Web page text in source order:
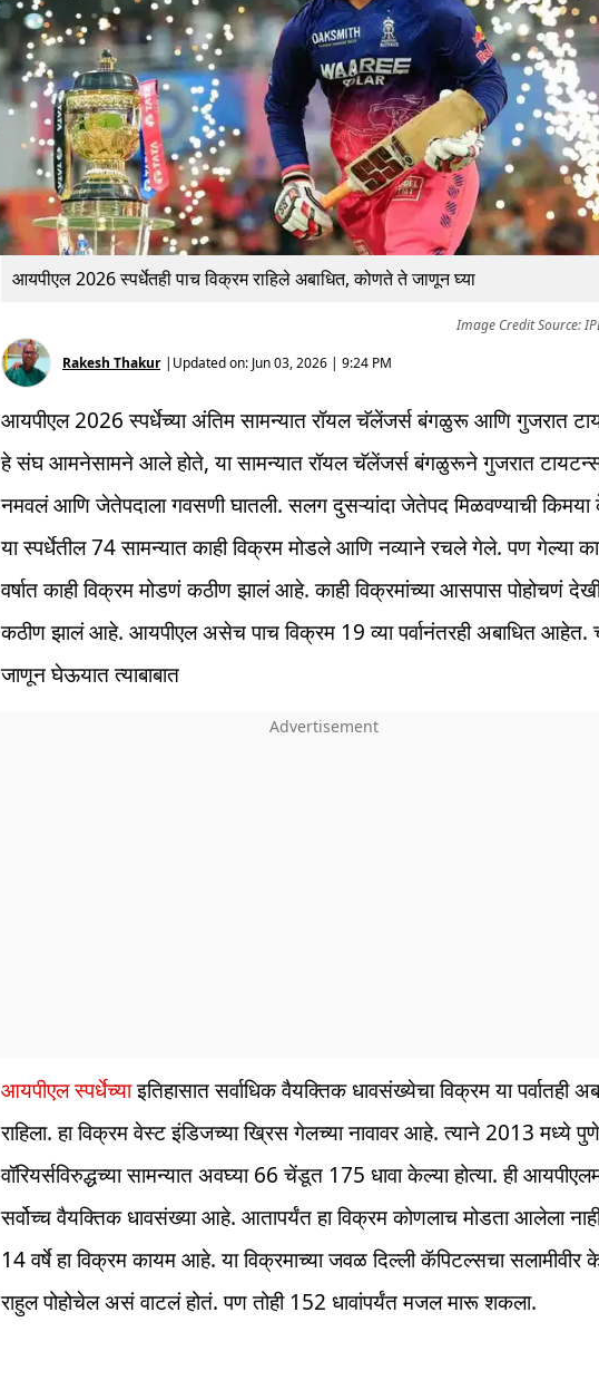
आयपीएल 2026 स्पर्धेतही पाच विक्रम राहिले अबाधित, कोणते ते जाणून घ्या
Image Credit Source:
Rakesh Thakur | Updated on: Jun 03, 2026 | 9:24 PM
आयपीएल 2026 स्पर्धेच्या अंतिम सामन्यात रॉयल चॅलेंजर्स बंगळुरू आणि गुजरात
हे संघ आमनेसामने आले होते, या सामन्यात रॉयल चॅलेंजर्स बंगळुरूने गुजरात
नमवलं आणि जेतेपदाला गवसणी घातली. सलग दुसऱ्यांदा जेतेपद मिळवण्याची किमया
या स्पर्धेतील 74 सामन्यात काही विक्रम मोडले आणि नव्याने रचले गेले. पण गेल्या
वर्षात काही विक्रम मोडणं कठीण झालं आहे. काही विक्रमांच्या आसपास पोहोचणं
कठीण झालं आहे. आयपीएल असेच पाच विक्रम 19 व्या पर्वानंतरही अबाधित आहेत.
जाणून घेऊयात त्याबाबात
आयपीएल स्पर्धेच्याइतिहासात सर्वाधिक वैयक्तिक धावसंख्येचा विक्रम या पर्वातही
राहिला. हा विक्रम वेस्ट इंडिजच्या ख्रिस गेलच्या नावावर आहे. त्याने 2013 मध्ये पुणे
वॉरियर्सविरुद्धच्या सामन्यात अवघ्या 66 चेंडूत 175 धावा केल्या होत्या. ही
सर्वोच्च वैयक्तिक धावसंख्या आहे. आतापर्यंत हा विक्रम कोणलाच मोडता आलेला
14 वर्षे हा विक्रम कायम आहे. या विक्रमाच्या जवळ दिल्ली कॅपिटल्सचा सलामीवीर
राहुल पोहोचेल असं वाटलं होतं. पण तोही 152 धावांपर्यंत मजल मारू शकला.